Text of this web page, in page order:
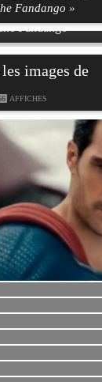
Fandango »
Fandango
images de
AFFICHES